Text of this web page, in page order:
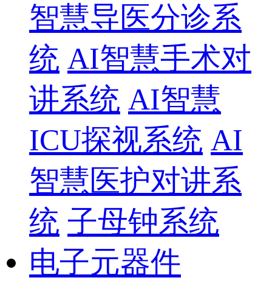
智慧导医分诊系
统 AI智慧手术对
讲系统 AI智慧
ICU探视系统 AI
智慧医护对讲系
统 子母钟系统
电子元器件